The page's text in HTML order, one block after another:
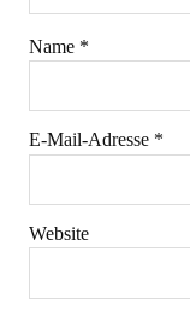
Name *
E-Mail-Adresse *
Website